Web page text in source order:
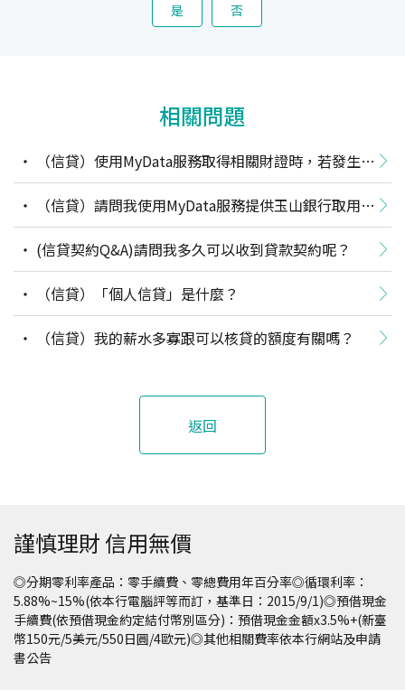
是 否
相關問題
統異常導至無法授權或授權失敗，該怎麼辦?
人資料，可在哪裡查詢相關紀錄？
(信貸契約Q&A)請問我多久可以收到貸款契約呢？
（信貸）「個人信貸」是什麼？
（信貸）我的薪水多寡跟可以核貸的額度有關嗎？
返回
謹慎理財 信用無價
◎分期零利率產品：零手續費、零總費用年百分率◎循環利率：
5.88%~15%(依本行電腦評等而訂，基準日：2015/9/1)◎預借現金
手續費(依預借現金約定結付幣別區分)：預借現金金額x3.5%+(新臺
幣150元/5美元/550日圓/4歐元)◎其他相關費率依本行網站及申請
書公告